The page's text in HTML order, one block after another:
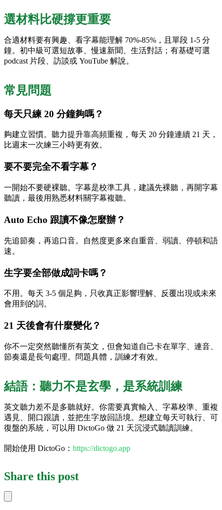
選材料比硬撐更重要
合適材料要有興趣、看字幕能理解 70%-85%，且單段 1-5 分
鐘。初中級可選短故事、慢速新聞、生活對話；有基礎可選
podcast 片段、訪談或 YouTube 解說。
常見問題
每天只練 20 分鐘夠嗎？
夠建立習慣。聽力提升靠高頻重複，每天 20 分鐘連續 21 天，
比週末一次練三小時更有效。
要不要完全不看字幕？
一開始不要硬裸聽。字幕是校準工具，建議先裸聽，再開字幕
聽讀，最後用熟悉材料關字幕複聽。
Auto Echo 跟讀不像怎麼辦？
先追節奏，再追口音。自然度更多來自重音、弱讀、停頓和語
速。
生字要全部做成詞卡嗎？
不用。每天 3-5 個足夠，只收真正影響理解、反覆出現或未來
會用到的詞。
21 天後會有什麼變化？
你不一定突然聽懂所有英文，但會知道自己卡在單字、連音、
節奏還是長句處理。問題具體，訓練才有效。
結語：聽力不是玄學，是系統訓練
英文聽力差不是多聽就好。你需要真實輸入、字幕校準、重複
遇見、開口跟讀，並把生字放回語境。想建立每天可執行、可
復盤的系統，可以用 DictoGo 做 21 天沉浸式聽讀訓練。
開始使用 DictoGo： https://dictogo.app
Share this post